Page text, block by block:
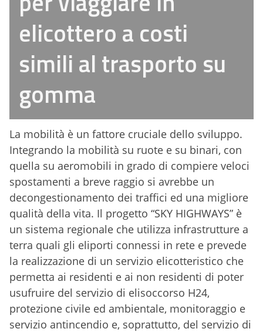
elicottero a costi
simili al trasporto su
gomma
La mobilità è un fattore cruciale dello sviluppo.
Integrando la mobilità su ruote e su binari, con
quella su aeromobili in grado di compiere veloci
spostamenti a breve raggio si avrebbe un
decongestionamento dei traffici ed una migliore
qualità della vita. Il progetto “SKY HIGHWAYS” è
un sistema regionale che utilizza infrastrutture a
terra quali gli eliporti connessi in rete e prevede
la realizzazione di un servizio elicotteristico che
permetta ai residenti e ai non residenti di poter
usufruire del servizio di elisoccorso H24,
protezione civile ed ambientale, monitoraggio e
servizio antincendio e, soprattutto, del servizio di